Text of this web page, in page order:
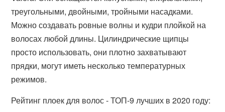
треугольными, двойными, тройными насадками.
Можно создавать ровные волны и кудри плойкой на
волосах любой длины. Цилиндрические щипцы
просто использовать, они плотно захватывают
прядки, могут иметь несколько температурных
режимов.
Рейтинг плоек для волос - ТОП-9 лучших в 2020 году: